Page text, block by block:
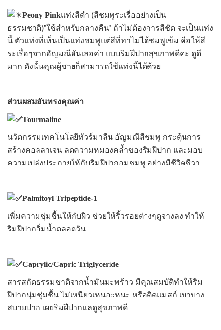
Peony Pinkแท่งสีดำ (สีชมพูระเรื่ออย่างเป็น
ธรรมชาติ)”ใช้สำหรับกลางคืน” ถ้าไม่ต้องการสีชัด จะเป็นแท่ง
นี้ ตัวแท่งที่เห็นเป็นแท่งชมพูแต่สีที่ทาไม่ได้ชมพูเข้ม คือให้สี
ระเรื่อๆจากอัญมณีอันเลอค่า แบบริมฝีปากสุขภาพดีค่ะ ดูดี
มาก ดังนั้นคุณผู้ชายก็สามารถใช้แท่งนี้ได้ด้วย
ส่วนผสมอันทรงคุณค่า
Tourmaline
นวัตกรรมเทคโนโลยีทัวร์มาลีน อัญมณีสีชมพู กระตุ้นการ
สร้างคอลลาเจน ลดความหมองคล้ำของริมฝีปาก และมอบ
ความเปล่งประกายให้กับริมฝีปากอมชมพู อย่างมีชีวิตชีวา
Palmitoyl Tripeptide-1
เพิ่มความชุ่มชื้นให้กับผิว ช่วยให้ริ้วรอยต่างๆดูจางลง ทำให้
ริมฝีปากอิ่มน้ำตลอดวัน
Caprylic/Capric Triglyceride
สารสกัดธรรมชาติจากน้ำมันมะพร้าว มีคุณสมบัติทำให้ริม
ฝีปากนุ่มชุ่มชื้น ไม่เหนียวเหนอะหนะ หรือติดแมสก์ เบาบาง
สบายปาก เผยริมฝีปากแลดูสุขภาพดี